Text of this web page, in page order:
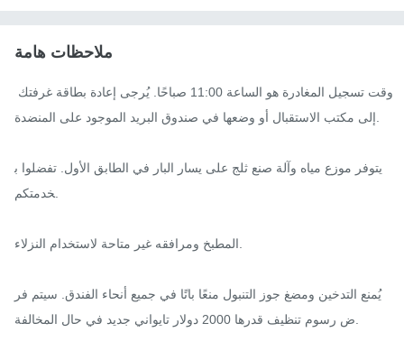
ملاحظات هامة
إلى مكتب الاستقبال أو وضعها في صندوق البريد الموجود على المنضدة.
يتوفر موزع مياه وآلة صنع ثلج على يسار البار في الطابق الأول. تفضلوا ب
خدمتكم.
المطبخ ومرافقه غير متاحة لاستخدام النزلاء.
يُمنع التدخين ومضغ جوز التنبول منعًا باتًا في جميع أنحاء الفندق. سيتم فر
ض رسوم تنظيف قدرها 2000 دولار تايواني جديد في حال المخالفة.